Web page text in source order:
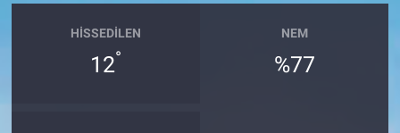
HISSEDILEN
12°
NEM
%77